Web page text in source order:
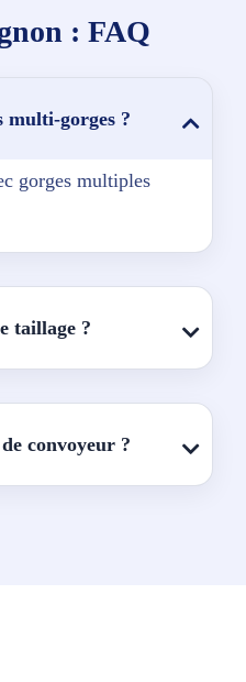
: FAQ
multi-gorges ?
gorges multiples
taillage ?
convoyeur ?